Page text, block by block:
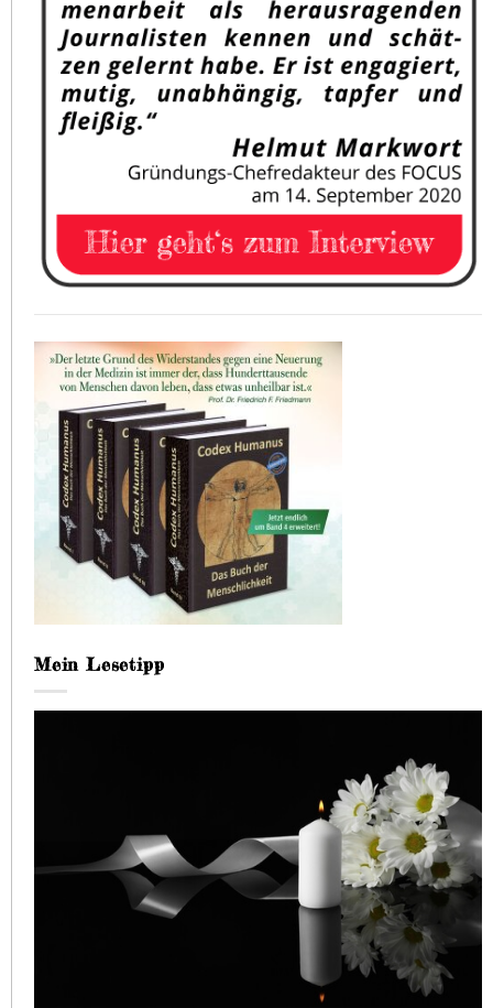
Mein Lesetipp